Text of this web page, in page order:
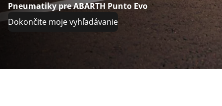
Pneumatiky pre ABARTH Punto Evo
Dokončite moje vyhľadávanie